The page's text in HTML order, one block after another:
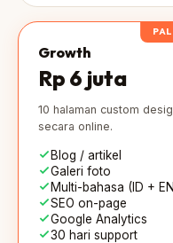
Growth
Rp 6 juta
10 halaman custom
secara online.
Blog / artikel
Galeri foto
Multi-bahasa (ID +
SEO on-page
Google Analytics
30 hari support